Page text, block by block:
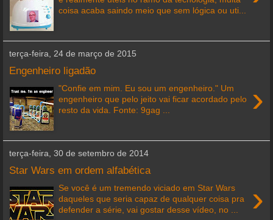
coisa acaba saindo meio que sem lógica ou uti...
terça-feira, 24 de março de 2015
Engenheiro ligadão
›
"Confie em mim. Eu sou um engenheiro." Um
engenheiro que pelo jeito vai ficar acordado pelo
resto da vida. Fonte: 9gag ...
terça-feira, 30 de setembro de 2014
Star Wars em ordem alfabética
›
Se você é um tremendo viciado em Star Wars
daqueles que seria capaz de qualquer coisa pra
defender a série, vai gostar desse vídeo, no ...